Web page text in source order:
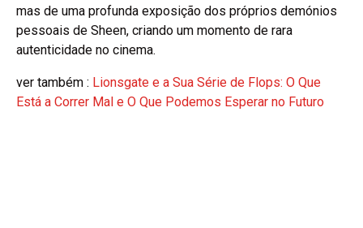
mas de uma profunda exposição dos próprios demónios
pessoais de Sheen, criando um momento de rara
autenticidade no cinema.
ver também : Lionsgate e a Sua Série de Flops: O Que
Está a Correr Mal e O Que Podemos Esperar no Futuro